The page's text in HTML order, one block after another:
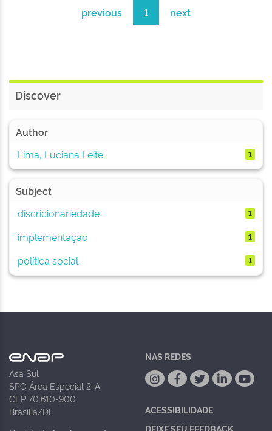
previous 1 next
Discover
Author
Lima, Luciana Leite
1
Subject
discricionariedade
1
implementação 1
política social 1
Asa Sul
SPO Área Especial 2-A
CEP 70.610-900
Brasília/DF
NAS REDES
ACESSIBILIDADE
DEIXE SEU FEEDBACK